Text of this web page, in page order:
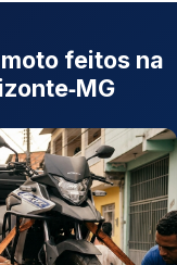
feitos na